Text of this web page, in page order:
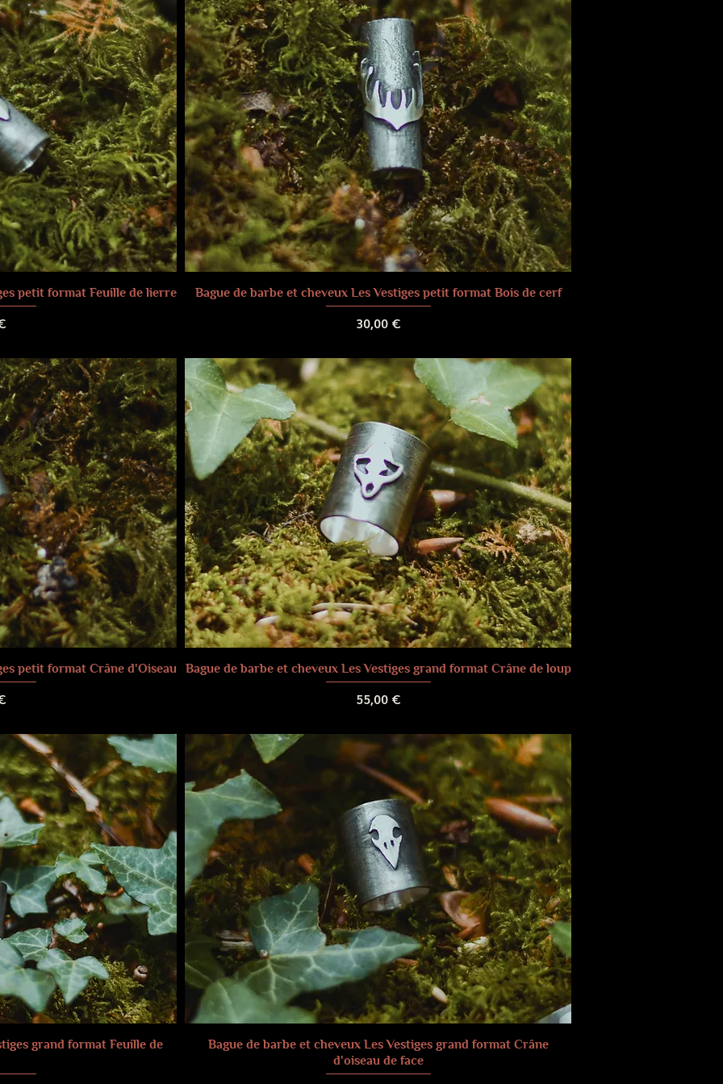
petit format Feuille de lierre Bague de barbe et cheveux Les Vestiges petit format Bois de cerf
Prix
30,00 €
petit format Crâne d'Oiseau Bague de barbe et cheveux Les Vestiges grand format Crâne de loup
Prix
55,00 €
grand format Feuille de
Bague de barbe et cheveux Les Vestiges grand format Crâne
d'oiseau de face